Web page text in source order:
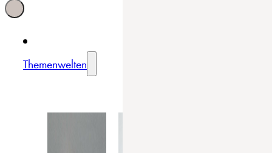
Themenwelten